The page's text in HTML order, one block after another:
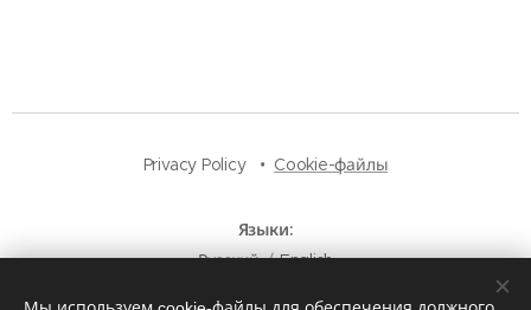
Privacy Policy Cookie-файлы
Языки
Русский
English